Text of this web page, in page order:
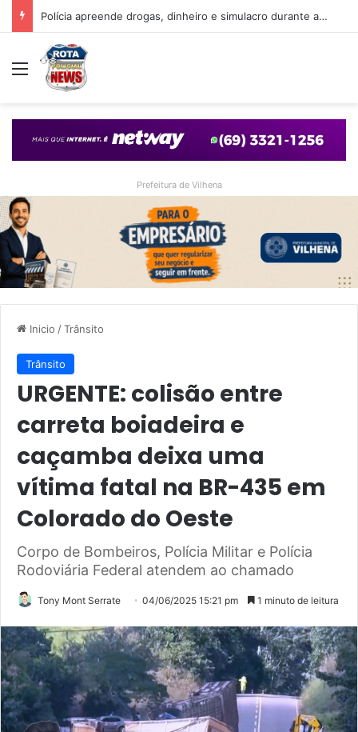
Polícia apreende drogas, dinheiro e simulacro durante ação no bairro Alto Alegre, em Vilhena
Menu
Prefeitura de Vilhena
Inicio /Trânsito
Trânsito
URGENTE: colisão entre
carreta boiadeira e
caçamba deixa uma
vítima fatal na BR-435 em
Colorado do Oeste
Corpo de Bombeiros, Polícia Militar e Polícia
Rodoviária Federal atendem ao chamado
Tony Mont Serrate 04/06/2025 15:21 pm 1 minuto de leitura